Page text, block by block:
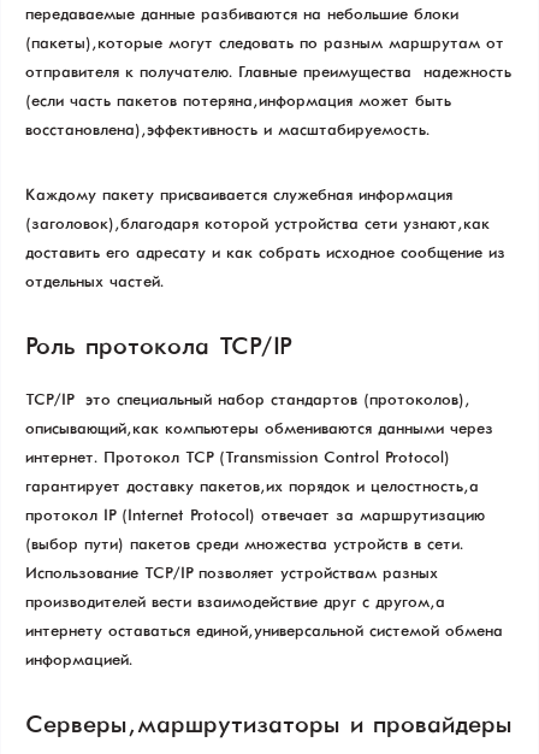
передаваемые данные разбиваются на небольшие блоки
(пакеты), которые могут следовать по разным маршрутам от
отправителя к получателю. Главные преимущества — надежность
(если часть пакетов потеряна, информация может быть
восстановлена), эффективность и масштабируемость.
Каждому пакету присваивается служебная информация
(заголовок), благодаря которой устройства сети узнают, как
доставить его адресату и как собрать исходное сообщение из
отдельных частей.
Роль протокола TCP/IP
TCP/IP — это специальный набор стандартов (протоколов),
описывающий, как компьютеры обмениваются данными через
интернет. Протокол TCP (Transmission Control Protocol)
гарантирует доставку пакетов, их порядок и целостность, а
протокол IP (Internet Protocol) отвечает за маршрутизацию
(выбор пути) пакетов среди множества устройств в сети.
Использование TCP/IP позволяет устройствам разных
производителей вести взаимодействие друг с другом, а
интернету оставаться единой, универсальной системой обмена
информацией.
Серверы, маршрутизаторы и провайдеры